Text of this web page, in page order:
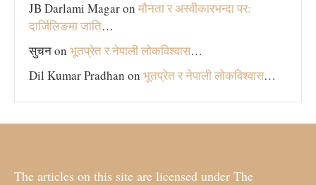
JB Darlami Magaron मौनता र अस्वीकारभन्दा पर:
दार्जिलिङमा जाति…
सुचनon भूतप्रेत र नेपाली लोकविश्‍वास…
Dil Kumar Pradhan on भूतप्रेत र नेपाली लोकविश्‍वास…
The articles on this site are licensed under The